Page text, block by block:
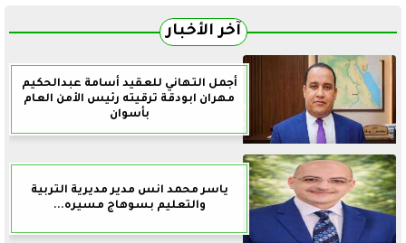
آخر الأخبار
أجمل التهاني للعقيد أسامة عبدالحكيم
مهران ابودقة ترقيته رئيس الأمن العام
بأسوان
ياسر محمد انس مدير مديرية التربية
والتعليم بسوهاج مسيره...